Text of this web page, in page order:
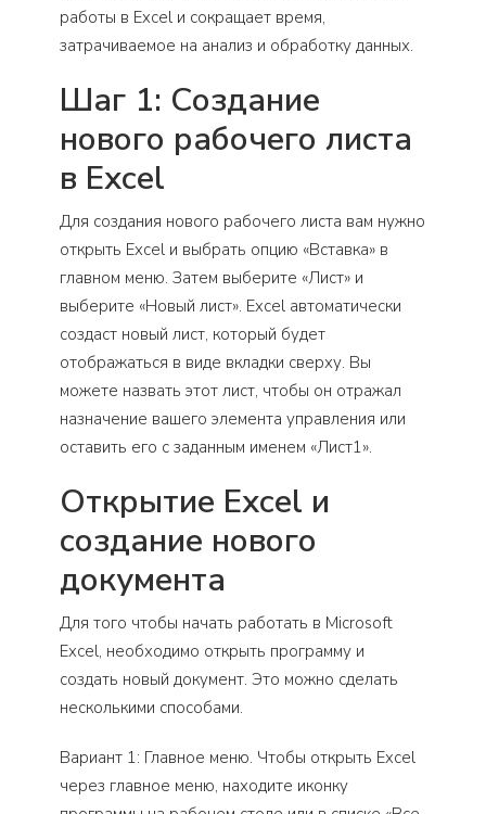
работы в Excel и сокращает время,
затрачиваемое на анализ и обработку данных.
Шаг 1: Создание
нового рабочего листа
в Excel
Для создания нового рабочего листа вам нужно
открыть Excel и выбрать опцию «Вставка» в
главном меню. Затем выберите «Лист» и
выберите «Новый лист». Excel автоматически
создаст новый лист, который будет
отображаться в виде вкладки сверху. Вы
можете назвать этот лист, чтобы он отражал
назначение вашего элемента управления или
оставить его с заданным именем «Лист1».
Открытие Excel и
создание нового
документа
Для того чтобы начать работать в Microsoft
Excel, необходимо открыть программу и
создать новый документ. Это можно сделать
несколькими способами.
Вариант 1: Главное меню. Чтобы открыть Excel
через главное меню, находите иконку